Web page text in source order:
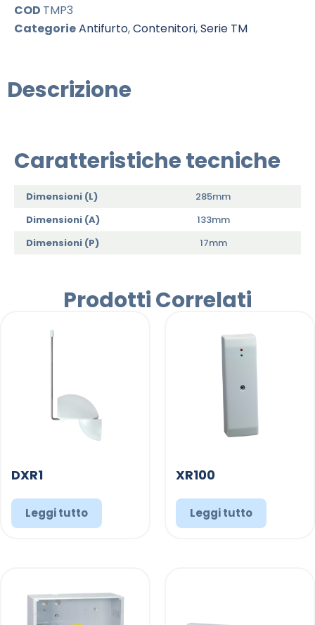
COD TMP3
CategorieAntifurto,Contenitori,Serie TM
Descrizione
Caratteristiche tecniche
Dimensioni (L)
285mm
Dimensioni (A)
133mm
Dimensioni (P)
17mm
Prodotti Correlati
DXR1
Leggi tutto
XR100
Leggi tutto